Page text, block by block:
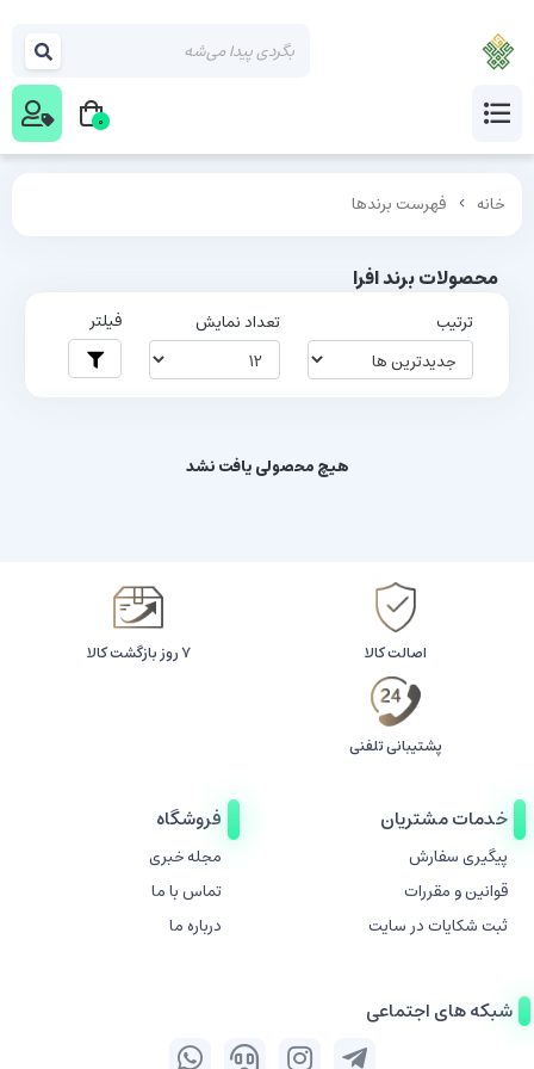
خانه فهرست برندها
محصولات برند افرا
ترتیب تعداد نمایش فیلتر
هیچ محصولی یافت نشد
اصالت کالا ۷ روز بازگشت کالا
پشتیبانی تلفنی
خدمات مشتریان
پیگیری سفارش
قوانین و مقررات
ثبت شکایات در سایت
فروشگاه
مجله خبری
تماس با ما
درباره ما
شبکه های اجتماعی
0